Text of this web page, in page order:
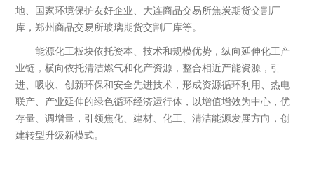
地、国家环境保护友好企业、大连商品交易所焦炭期货交割厂
库，郑州商品交易所玻璃期货交割厂库等。
能源化工板块依托资本、技术和规模优势，纵向延伸化工产
业链，横向依托清洁燃气和化产资源，整合相近产能资源，引
进、吸收、创新环保和安全先进技术，形成资源循环利用、热电
联产、产业延伸的绿色循环经济运行体，以增值增效为中心，优
存量、调增量，引领焦化、建材、化工、清洁能源发展方向，创
建转型升级新模式。山东铁雄冶金科技有限公司